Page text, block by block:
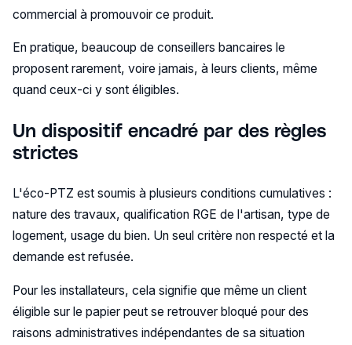
commercial à promouvoir ce produit.
En pratique, beaucoup de conseillers bancaires le
proposent rarement, voire jamais, à leurs clients, même
quand ceux-ci y sont éligibles.
Un dispositif encadré par des règles
strictes
L'éco-PTZ est soumis à plusieurs conditions cumulatives :
nature des travaux, qualification RGE de l'artisan, type de
logement, usage du bien. Un seul critère non respecté et la
demande est refusée.
Pour les installateurs, cela signifie que même un client
éligible sur le papier peut se retrouver bloqué pour des
raisons administratives indépendantes de sa situation